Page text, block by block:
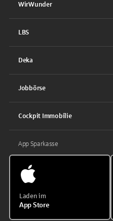
WirWunder
LBS
Deka
Jobbörse
Cockpit Immobilie
App Sparkasse
Laden im
App Store